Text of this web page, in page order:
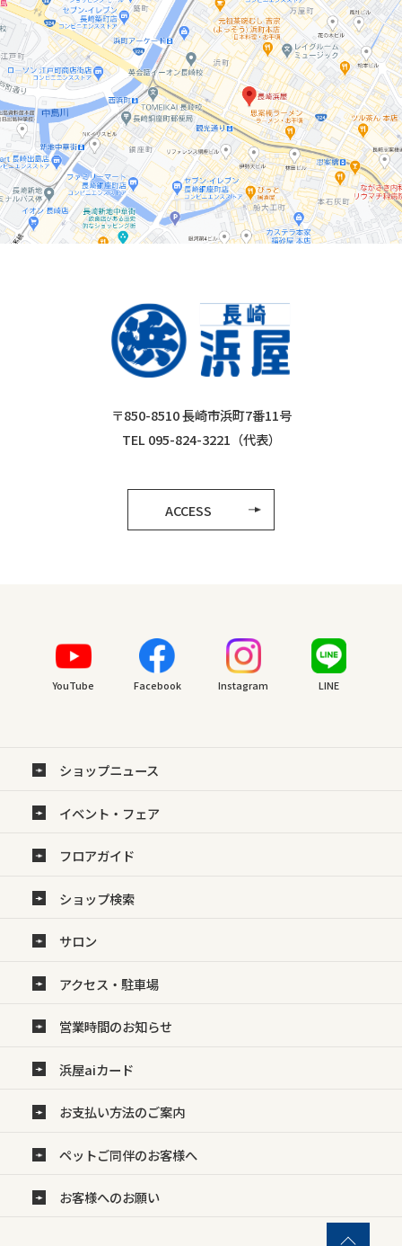
〒850-8510 長崎市浜町7番11号
TEL 095-824-3221（代表）
ACCESS
YouTube Facebook Instagram LINE
ショップニュース
イベント・フェア
フロアガイド
ショップ検索
サロン
アクセス・駐車場
営業時間のお知らせ
浜屋aiカード
お支払い方法のご案内
ペットご同伴のお客様へ
お客様へのお願い